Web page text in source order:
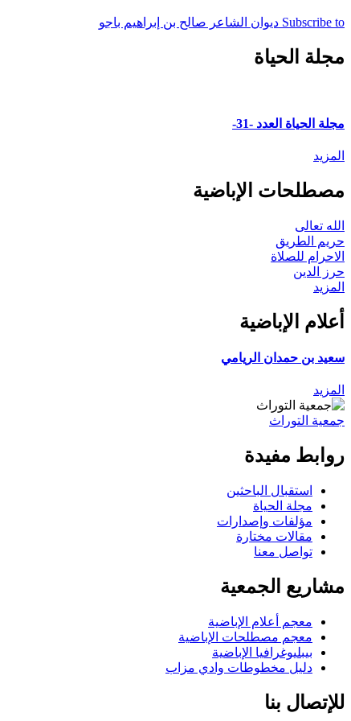
Subscribe to ديوان الشاعر صالح بن إبراهيم باجو
مجلة الحياة
مجلة الحياة العدد -31-
المزيد
مصطلحات الإباضية
الله تعالى
حريم الطريق
الاحرام للصلاة
حرز الدين
المزيد
أعلام الإباضية
سعيد بن حمدان الريامي
المزيد
جمعية التوراث
روابط مفيدة
استقبال الباحثين
مجلة الحياة
مؤلفات وإصدارات
مقالات مختارة
تواصل معنا
مشاريع الجمعية
معجم أعلام الإباضية
معجم مصطلحات الإباضية
بيبليوغرافيا الإباضية
دليل مخطوطات وادي مزاب
للإتصال بنا